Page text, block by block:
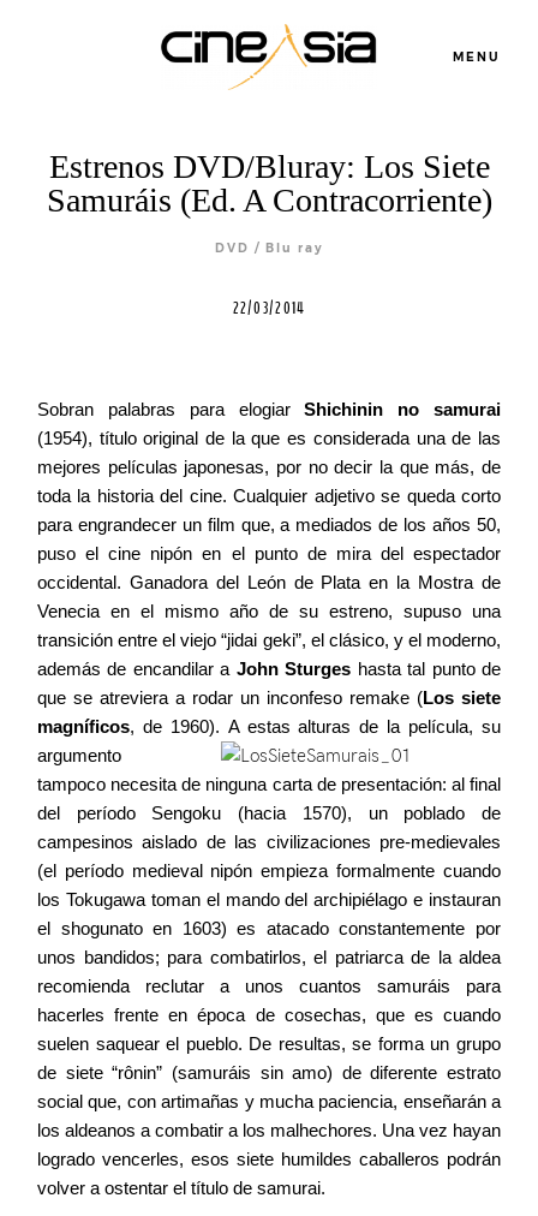
MENU
Estrenos DVD/Bluray: Los Siete
Samuráis (Ed. A Contracorriente)
DVD / Blu ray
22/03/2014
Sobran palabras para elogiarShichinin no samurai
(1954), título original de la que es considerada una de las
mejores películas japonesas, por no decir la que más, de
toda la historia del cine. Cualquier adjetivo se queda corto
para engrandecer un film que, a mediados de los años 50,
puso el cine nipón en el punto de mira del espectador
occidental. Ganadora del León de Plata en la Mostra de
Venecia en el mismo año de su estreno, supuso una
transición entre el viejo “jidai geki”, el clásico, y el moderno,
además de encandilar a John Sturges hasta tal punto de
que se atreviera a rodar un inconfeso remake (Los siete
magníficos, de 1960). A estas alturas de la película, su
argumento
tampoco necesita de ninguna carta de presentación: al final
del período Sengoku (hacia 1570), un poblado de
campesinos aislado de las civilizaciones pre-medievales
(el período medieval nipón empieza formalmente cuando
los Tokugawa toman el mando del archipiélago e instauran
el shogunato en 1603) es atacado constantemente por
unos bandidos; para combatirlos, el patriarca de la aldea
recomienda reclutar a unos cuantos samuráis para
hacerles frente en época de cosechas, que es cuando
suelen saquear el pueblo. De resultas, se forma un grupo
de siete “rônin” (samuráis sin amo) de diferente estrato
social que, con artimañas y mucha paciencia, enseñarán a
los aldeanos a combatir a los malhechores. Una vez hayan
logrado vencerles, esos siete humildes caballeros podrán
volver a ostentar el título de samurai.
Equipo
Blog
Agenda
©2026 COPYRIGHT FLOTHEMES